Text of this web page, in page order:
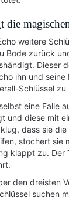
weitere
Bode zurück
Dieser
ihn und seine
Schlüssel zu
eine Falle
und diese mit
dass sie
stochert sie
klappt zu.
den dreisten
suchen